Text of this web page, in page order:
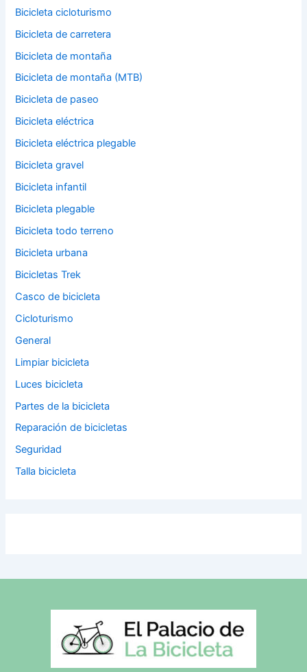
Bicicleta cicloturismo
Bicicleta de carretera
Bicicleta de montaña
Bicicleta de montaña (MTB)
Bicicleta de paseo
Bicicleta eléctrica
Bicicleta eléctrica plegable
Bicicleta gravel
Bicicleta infantil
Bicicleta plegable
Bicicleta todo terreno
Bicicleta urbana
Bicicletas Trek
Casco de bicicleta
Cicloturismo
General
Limpiar bicicleta
Luces bicicleta
Partes de la bicicleta
Reparación de bicicletas
Seguridad
Talla bicicleta